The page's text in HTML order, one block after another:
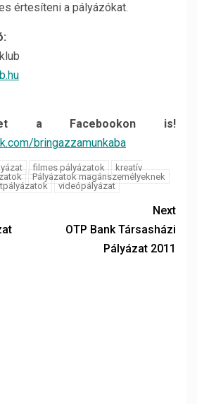
értesíteni a pályázókat.
a Facebookon is!
bringazzamunkaba
filmes pályázatok
kreatív
Pályázatok magánszemélyeknek
videópályázat
Next
OTP Bank Társasházi
Pályázat 2011